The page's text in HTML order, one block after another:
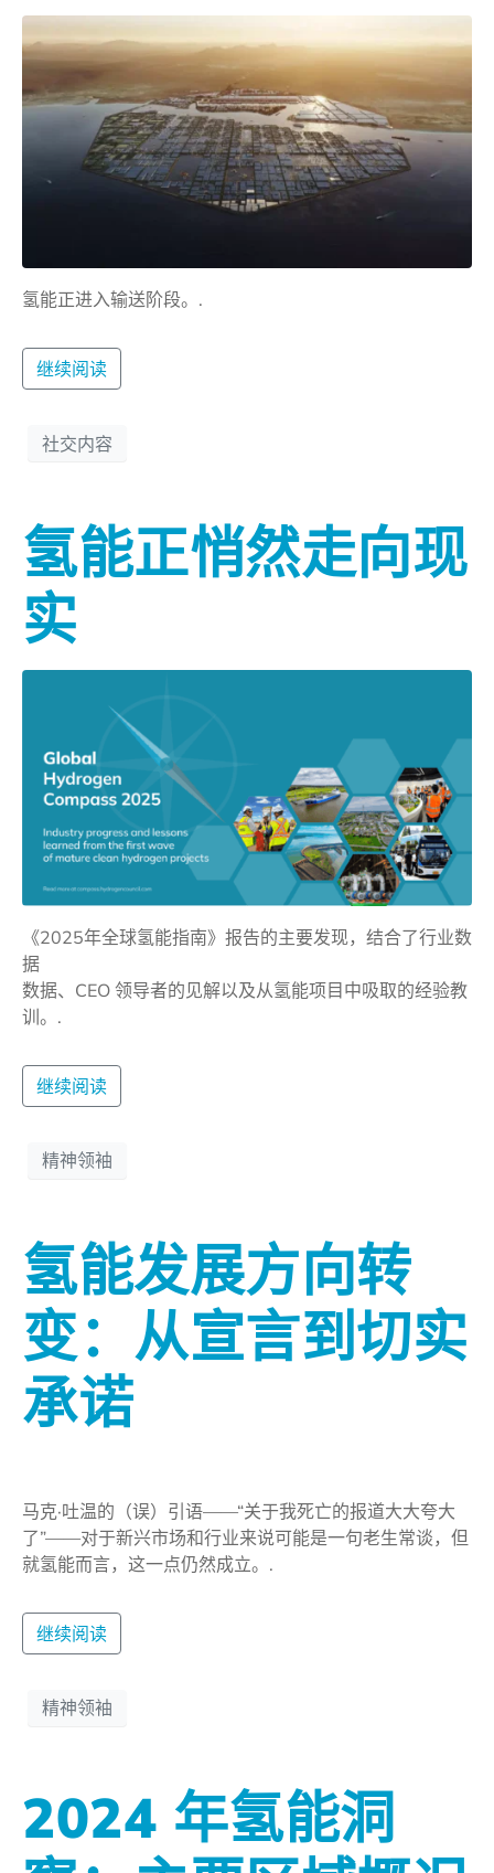
氢能正进入输送阶段。.
继续阅读
社交内容
氢能正悄然走向现
实
《2025年全球氢能指南》报告的主要发现，结合了行业数
据
数据、CEO 领导者的见解以及从氢能项目中吸取的经验教
训。.
继续阅读
精神领袖
氢能发展方向转
变：从宣言到切实
承诺
马克·吐温的（误）引语——“关于我死亡的报道大大夸大
了”——对于新兴市场和行业来说可能是一句老生常谈，但
就氢能而言，这一点仍然成立。.
继续阅读
精神领袖
2024 年氢能洞